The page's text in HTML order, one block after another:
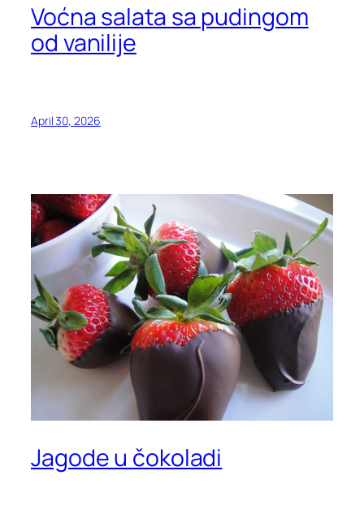
Voćna salata sa pudingom
od vanilije
April 30, 2026
Jagode u čokoladi